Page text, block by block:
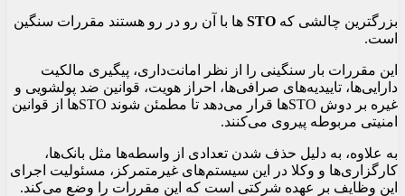
بزرگترین چالشی که STO ها با آن رو در رو هستند مقررات سنگین
است.
این مقررات بار سنگینی را از نظر امانت‌داری، پیگیری مالکیت
دارایی‌ها، تاییدیه‌های صرافی‌ها، احراز هویت، قوانین ضد پولشویی و
غیره بر دوش STOها قرار می‌دهد تا مطمئن شوند STOها از قوانین
امنیتی مربوطه پیروی می‌کنند.
به علاوه، به دلیل حذف شدن تعدادی از واسطه‌ها مثل بانک‌ها،
کارگزاری‌ها و وکلا در این سیستم‌های غیرمتمرکز، مسئولیت اجرای
این وظایف بر عهده شرکتی است که این مقررات را وضع می‌کند.